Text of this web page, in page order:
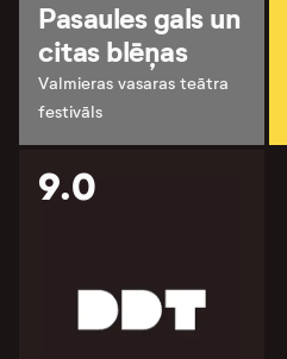
Pasaules gals un
citas blēņas
Valmieras vasaras teātra
festivāls
9.0